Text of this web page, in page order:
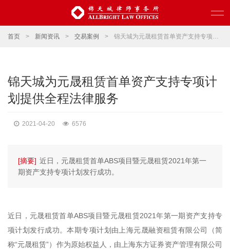
首页 > 新闻资讯 > 交易案例 > 锦天城为元晟租赁首单资产支持专项计划提供全程法律服务
锦天城为元晟租赁首单资产支持专项计
划提供全程法律服务
2021-04-20 6576
[摘要] 近日，元晟租赁首单ABS项目暨元晟租赁2021年第一
期资产支持专项计划发行成功。
近日，元晟租赁首单ABS项目暨元晟租赁2021年第一期资产支持专
项计划发行成功。本期专项计划由上海元晟融资租赁有限公司（简
称“元晟租赁”）作为原始权益人，由上海东方证券资产管理有限公司